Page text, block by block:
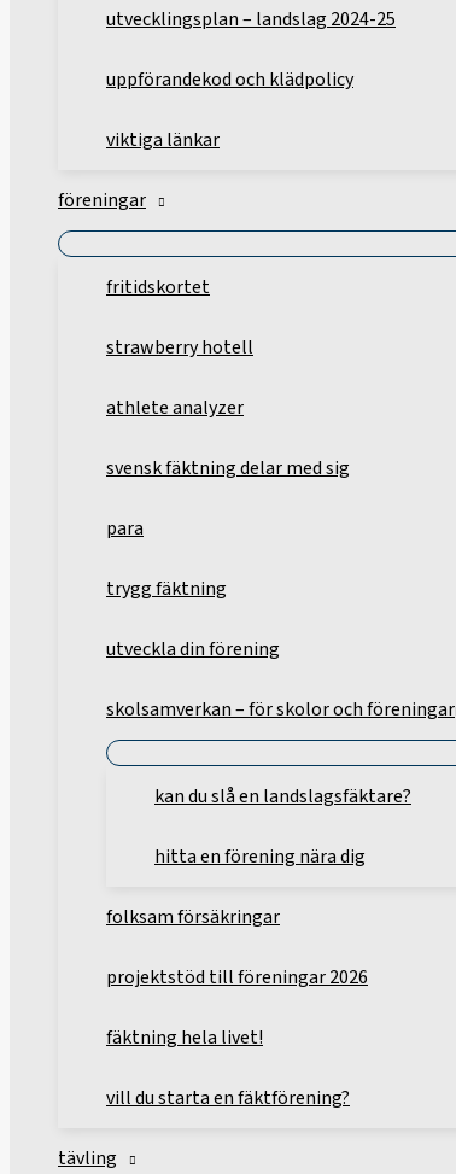
utvecklingsplan – landslag 2024-25
uppförandekod och klädpolicy
viktiga länkar
föreningar
fritidskortet
strawberry hotell
athlete analyzer
svensk fäktning delar med sig
para
trygg fäktning
utveckla din förening
skolsamverkan – för skolor och föreningar
kan du slå en landslagsfäktare?
hitta en förening nära dig
folksam försäkringar
projektstöd till föreningar 2026
fäktning hela livet!
vill du starta en fäktförening?
tävling